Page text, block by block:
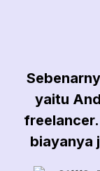
yaitu
biayanya